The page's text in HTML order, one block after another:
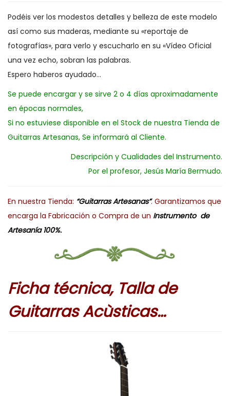
Podéis ver los modestos detalles y belleza de este modelo
así como sus maderas, mediante su «reportaje de
fotografías», para verlo y escucharlo en su «Vídeo Oficial
una vez echo, sobran las palabras.
Espero haberos ayudado…
Se puede encargar y se sirve 2 o 4 días aproximadamente
en épocas normales,
Si no estuviese disponible en el Stock de nuestra Tienda de
Guitarras Artesanas, Se informará al Cliente.
Descripción y Cualidades del Instrumento.
Por el profesor, Jesús María Bermudo.
En nuestra Tienda: “Guitarras Artesanas”. Garantizamos que
encarga la Fabricación o Compra de un Instrumento de
Artesanía 100%.
Ficha técnica, Talla de
Guitarras Acùsticas…